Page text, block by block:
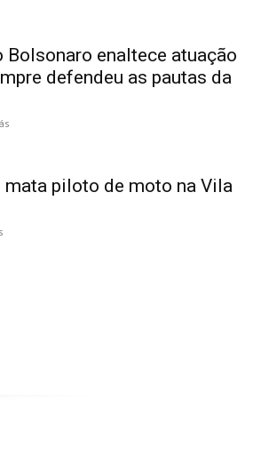
Bolsonaro enaltece atuação
defendeu as pautas da
piloto de moto na Vila